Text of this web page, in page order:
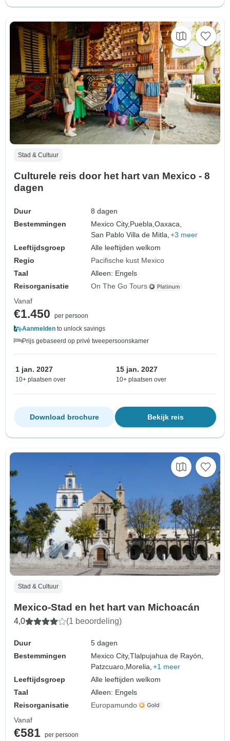
Stad & Cultuur
Culturele reis door het hart van Mexico - 8
dagen
Duur
8 dagen
Bestemmingen
Mexico City,Puebla,Oaxaca,
San Pablo Villa de Mitla, +3 meer
Leeftijdsgroep
Alle leeftijden welkom
Regio
Pacifische kust Mexico
Taal
Alleen: Engels
Reisorganisatie
On The Go Tours
Vanaf
€1.450
per persoon
Aanmelden to unlock savings
Prijs gebaseerd op privé tweepersoonskamer
1 jan. 2027
10+ plaatsen over
15 jan. 2027
10+ plaatsen over
Bekijk reis
Download brochure
Stad & Cultuur
Mexico-Stad en het hart van Michoacán
4,0 (1 beoordeling)
Duur
5 dagen
Bestemmingen
Mexico City,Tlalpujahua de Rayón,
Patzcuaro, Morelia, +1 meer
Leeftijdsgroep
Alle leeftijden welkom
Taal
Alleen: Engels
Reisorganisatie
Europamundo
Vanaf
€581 per persoon